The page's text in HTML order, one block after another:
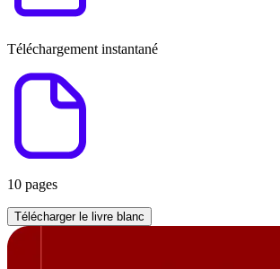
Téléchargement instantané
10 pages
Télécharger le livre blanc